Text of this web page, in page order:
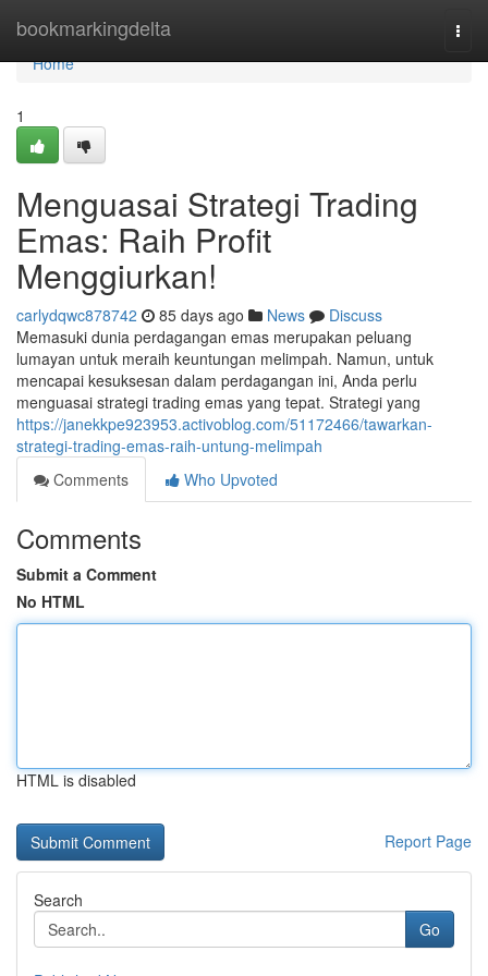
bookmarkingdelta
Home
Home
1
Menguasai Strategi Trading
Emas: Raih Profit
Menggiurkan!
carlydqwc878742 85 days ago News
Discuss
Memasuki dunia perdagangan emas merupakan peluang
lumayan untuk meraih keuntungan melimpah. Namun, untuk
mencapai kesuksesan dalam perdagangan ini, Anda perlu
menguasai strategi trading emas yang tepat. Strategi yang
https://janekkpe923953.activoblog.com/51172466/tawarkan-
strategi-trading-emas-raih-untung-melimpah
Comments
Who Upvoted
Comments
Submit a Comment
No HTML
HTML is disabled
Report Page
Search
Go